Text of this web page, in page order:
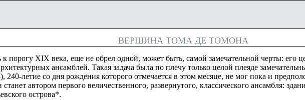
ВЕРШИНА ТОМА ДЕ ТОМОНА
порогу XIX века, еще не обрел одной, может быть, самой замечательной черты: его
ансамблей. Такая задача была по плечу только целой плеяде
летие со дня рождения которого отмечается в этом месяце, не мог пока и
станет автором первого величественного, развернутого, классического ансамбля:
острова*.